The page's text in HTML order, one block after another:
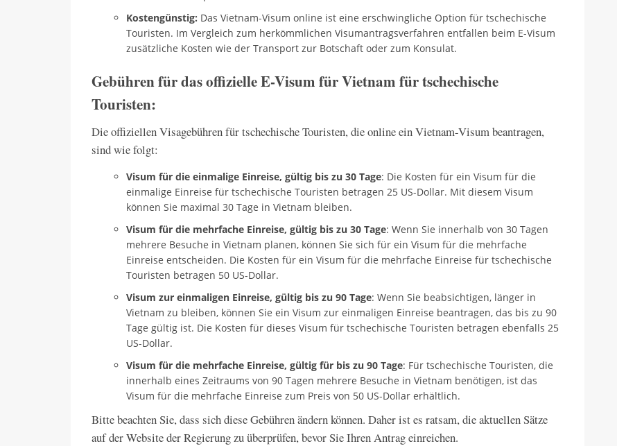
Kostengünstig: Das Vietnam-Visum online ist eine erschwingliche Option für tschechische
Touristen. Im Vergleich zum herkömmlichen Visumantragsverfahren entfallen beim E-Visum
zusätzliche Kosten wie der Transport zur Botschaft oder zum Konsulat.
Gebühren für das offizielle E-Visum für Vietnam für tschechische
Touristen:
Die offiziellen Visagebühren für tschechische Touristen, die online ein Vietnam-Visum beantragen,
sind wie folgt:
Visum für die einmalige Einreise, gültig bis zu 30 Tage: Die Kosten für ein Visum für die
einmalige Einreise für tschechische Touristen betragen 25 US-Dollar. Mit diesem Visum
können Sie maximal 30 Tage in Vietnam bleiben.
Visum für die mehrfache Einreise, gültig bis zu 30 Tage: Wenn Sie innerhalb von 30 Tagen
mehrere Besuche in Vietnam planen, können Sie sich für ein Visum für die mehrfache
Einreise entscheiden. Die Kosten für ein Visum für die mehrfache Einreise für tschechische
Touristen betragen 50 US-Dollar.
Visum zur einmaligen Einreise, gültig bis zu 90 Tage: Wenn Sie beabsichtigen, länger in
Vietnam zu bleiben, können Sie ein Visum zur einmaligen Einreise beantragen, das bis zu 90
Tage gültig ist. Die Kosten für dieses Visum für tschechische Touristen betragen ebenfalls 25
US-Dollar.
Visum für die mehrfache Einreise, gültig für bis zu 90 Tage: Für tschechische Touristen, die
innerhalb eines Zeitraums von 90 Tagen mehrere Besuche in Vietnam benötigen, ist das
Visum für die mehrfache Einreise zum Preis von 50 US-Dollar erhältlich.
Bitte beachten Sie, dass sich diese Gebühren ändern können. Daher ist es ratsam, die aktuellen Sätze
auf der Website der Regierung zu überprüfen, bevor Sie Ihren Antrag einreichen.